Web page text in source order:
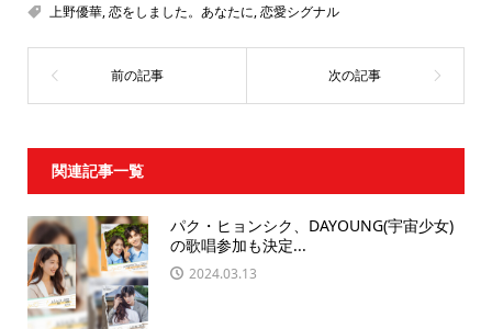
上野優華,恋をしました。あなたに,恋愛シグナル
関連記事一覧
パク・ヒョンシク、DAYOUNG(宇宙少女)
の歌唱参加も決定...
2024.03.13